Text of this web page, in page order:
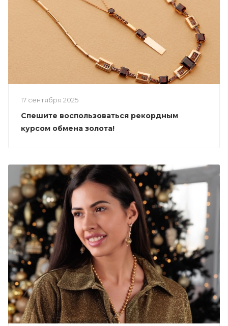
17 сентября 2025
Спешите воспользоваться рекордным
курсом обмена золота!